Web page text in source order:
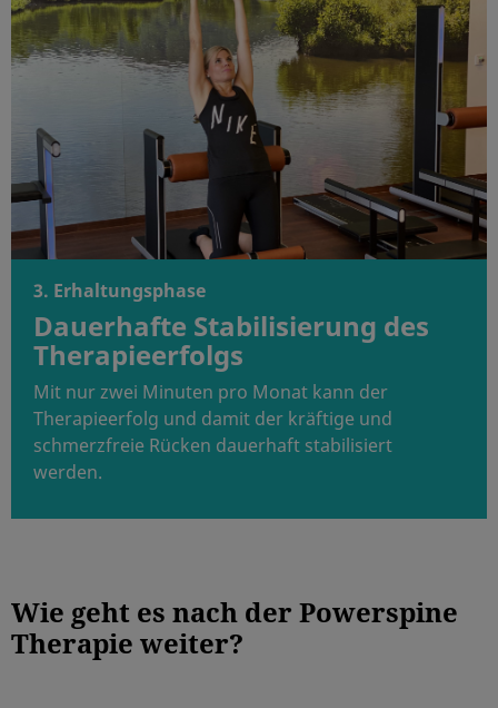
3. Erhaltungsphase
Dauerhafte Stabilisierung des
Therapieerfolgs
Mit nur zwei Minuten pro Monat kann der
Therapieerfolg und damit der kräftige und
schmerzfreie Rücken dauerhaft stabilisiert
werden.
Wie geht es nach der Powerspine
Therapie weiter?